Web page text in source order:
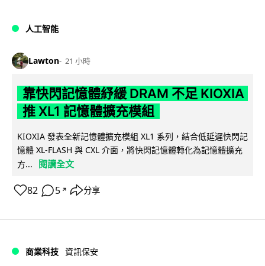
人工智能
Lawton 21 小時
靠快閃記憶體紓緩 DRAM 不足 KIOXIA
推 XL1 記憶體擴充模組
KIOXIA 發表全新記憶體擴充模組 XL1 系列，結合低延遲快閃記
憶體 XL-FLASH 與 CXL 介面，將快閃記憶體轉化為記憶體擴充
方...
閱讀全文
82 5 ↗ 分享
商業科技 資訊保安